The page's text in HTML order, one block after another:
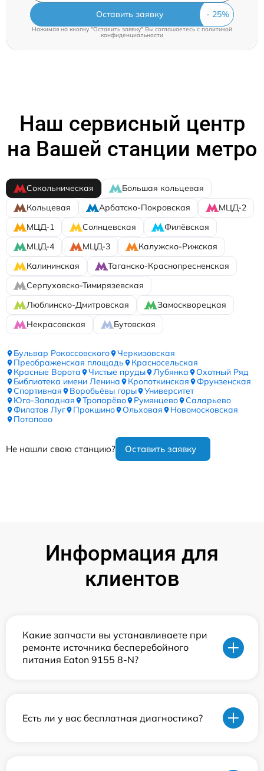
Оставить заявку
Нажимая на кнопку "Оставить заявку" Вы соглашаетесь cполитикой
конфиденциальности
Наш сервисный центр
на Вашей станции метро
Сокольническая
Большая кольцевая
Кольцевая
Арбатско-Покровская
МЦД-2
МЦД-1
Солнцевская
Филёвская
МЦД-4
МЦД-3
Калужско-Рижская
Калининская
Таганско-Краснопресненская
Серпуховско-Тимирязевская
Люблинско-Дмитровская
Замоскворецкая
Некрасовская
Бутовская
Бульвар Рокоссовского
Черкизовская
Преображенская площадь
Красносельская
Красные Ворота
Чистые пруды Лубянка
Охотный Ряд
Библиотека имени Ленина
Кропоткинская
Фрунзенская
Спортивная
Воробьёвы горы
Университет
Юго-Западная
Тропарёво Румянцево
Саларьево
Филатов Луг
Прокшино Ольховая
Новомосковская
Потапово
Не нашли свою станцию? Оставить заявку
Информация для
клиентов
Какие запчасти вы устанавливаете при
ремонте источника бесперебойного
питания Eaton 9155 8-N?
Есть ли у вас бесплатная диагностика?